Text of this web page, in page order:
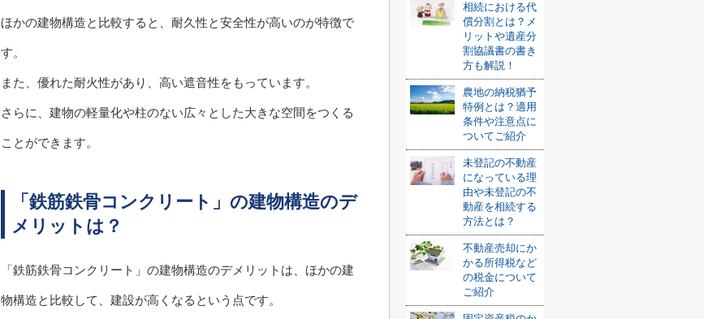
ほかの建物構造と比較すると、耐久性と安全性が高いのが特徴で
す。
また、優れた耐火性があり、高い遮音性をもっています。
さらに、建物の軽量化や柱のない広々とした大きな空間をつくる
ことができます。
「鉄筋鉄骨コンクリート」の建物構造のデ
メリットは？
「鉄筋鉄骨コンクリート」の建物構造のデメリットは、ほかの建
物構造と比較して、建設が高くなるという点です。
相続における代
償分割とは？メ
リットや遺産分
割協議書の書き
方も解説！
農地の納税猶予
特例とは？適用
条件や注意点に
ついてご紹介
未登記の不動産
になっている理
由や未登記の不
動産を相続する
方法とは？
不動産売却にか
かる所得税など
の税金について
ご紹介